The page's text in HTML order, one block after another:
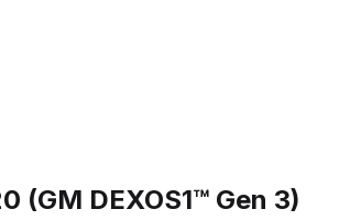
(GM DEXOS1™ Gen 3)